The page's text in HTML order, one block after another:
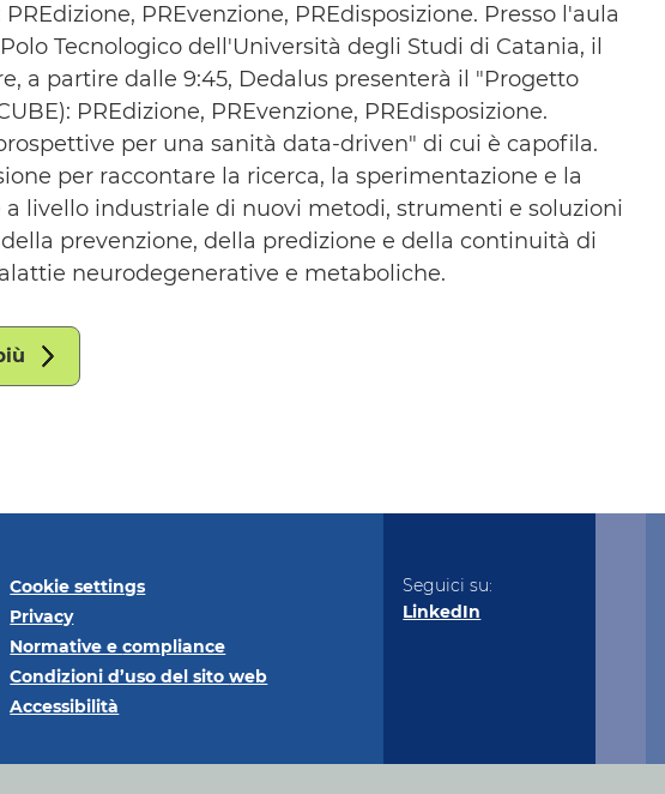
PREdizione, PREvenzione, PREdisposizione. Presso l'aula
Tecnologico dell'Università degli Studi di Catania, il
a partire dalle 9:45, Dedalus presenterà il "Progetto
PREdizione, PREvenzione, PREdisposizione.
per una sanità data-driven" di cui è capofila.
per raccontare la ricerca, la sperimentazione e la
a livello industriale di nuovi metodi, strumenti e soluzioni
prevenzione, della predizione e della continuità di
neurodegenerative e metaboliche.
Cookie settings
Privacy
Normative ecompliance
Condizioni d’uso del sitoweb
Accessibilità
Seguici su:
LinkedIn